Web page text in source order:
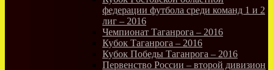
федерации футбола среди команд 1 и 2
лиг – 2016
Чемпионат Таганрога – 2016
Кубок Таганрога – 2016
Кубок Победы Таганрога – 2016
Первенство России – второй дивизион